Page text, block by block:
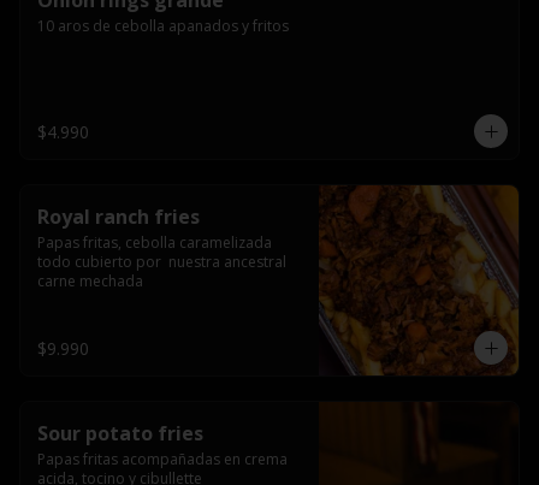
10 aros de cebolla apanados y fritos
$4.990
Royal ranch fries
Papas fritas, cebolla caramelizada
todo cubierto por  nuestra ancestral
carne mechada
$9.990
Sour potato fries
Papas fritas acompañadas en crema
acida, tocino y cibullette